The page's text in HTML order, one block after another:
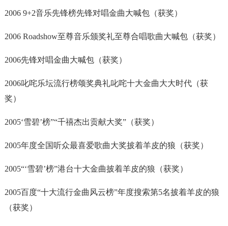
2006 9+2音乐先锋榜先锋对唱金曲大喊包（获奖）
2006 Roadshow至尊音乐颁奖礼至尊合唱歌曲大喊包（获奖）
2006先锋对唱金曲大喊包（获奖）
2006叱咤乐坛流行榜颂奖典礼叱咤十大金曲大大时代（获
奖）
2005‘雪碧’榜”“千禧杰出贡献大奖”（获奖）
2005年度全国听众最喜爱歌曲大奖披着羊皮的狼（获奖）
2005“‘雪碧’榜”港台十大金曲披着羊皮的狼（获奖）
2005百度“十大流行金曲风云榜”年度搜索第5名披着羊皮的狼
（获奖）